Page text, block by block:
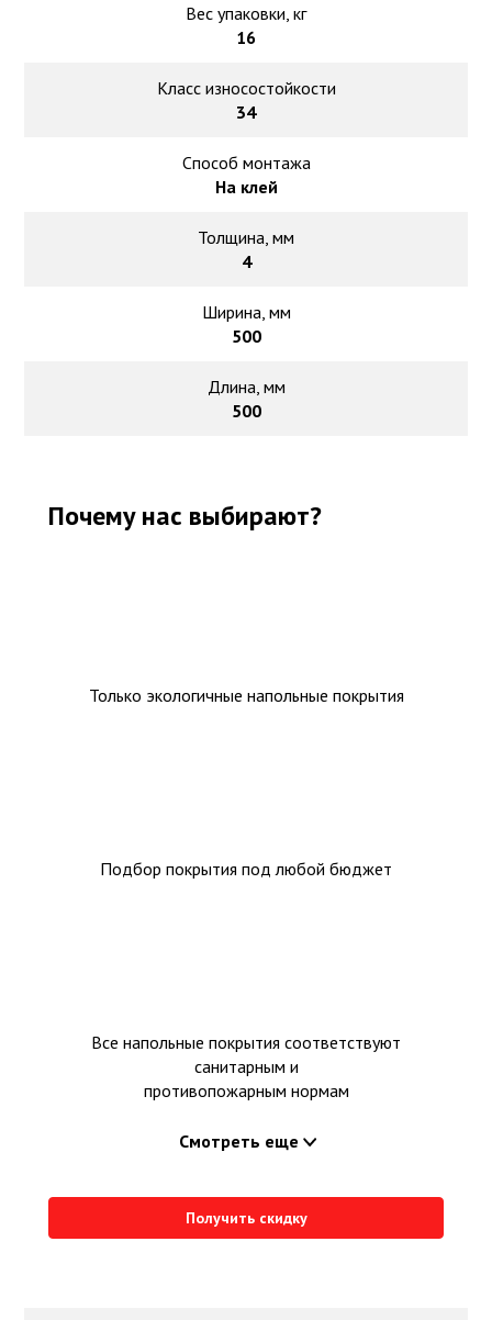
Вес упаковки, кг
16
Класс износостойкости
34
Способ монтажа
На клей
Толщина, мм
4
Ширина, мм
500
Длина, мм
500
Почему нас выбирают?
Только экологичные напольные покрытия
Подбор покрытия под любой бюджет
Все напольные покрытия соответствуют
санитарным и
противопожарным нормам
Смотреть еще
Получить скидку